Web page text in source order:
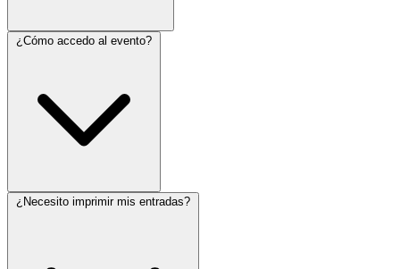
¿Cómo accedo al evento?
¿Necesito imprimir mis entradas?